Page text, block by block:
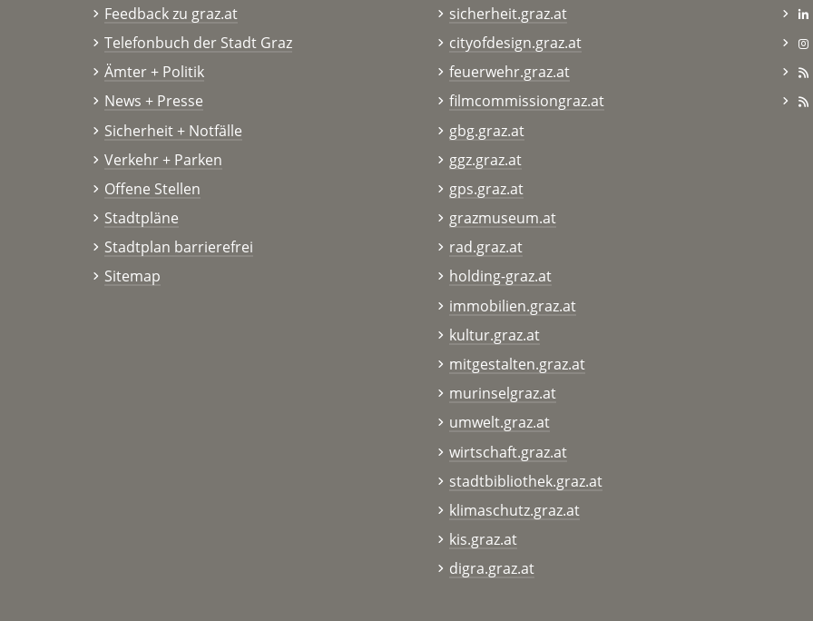
Feedback zu graz.at
Telefonbuch der Stadt Graz
Ämter + Politik
News + Presse
Sicherheit + Notfälle
Verkehr + Parken
Offene Stellen
Stadtpläne
Stadtplan barrierefrei
Sitemap
sicherheit.graz.at
cityofdesign.graz.at
feuerwehr.graz.at
filmcommissiongraz.at
gbg.graz.at
ggz.graz.at
gps.graz.at
grazmuseum.at
rad.graz.at
holding-graz.at
immobilien.graz.at
kultur.graz.at
mitgestalten.graz.at
murinselgraz.at
umwelt.graz.at
wirtschaft.graz.at
stadtbibliothek.graz.at
klimaschutz.graz.at
kis.graz.at
digra.graz.at